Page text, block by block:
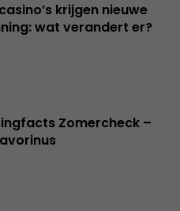
krijgen nieuwe
wat verandert er?
Zomercheck –